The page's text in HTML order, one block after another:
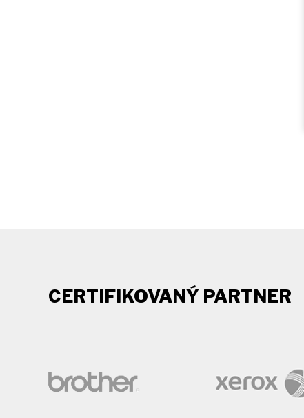
CERTIFIKOVANÝ PARTNER